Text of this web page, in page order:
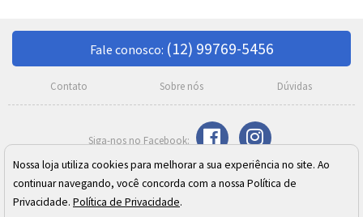
Fale conosco: (12) 99769-5456
Contato Sobre nós Dúvidas
Razão Social: Meire C. Moreno Silva SJ Campos ME
CNPJ: 02.410.973/0001-24
Endereço: Rua Cel. José Monteiro, 392 - Centro - São José dos Campos/SP
Nossa loja utiliza cookies para melhorar a sua experiência no site. Ao
continuar navegando, você concorda com a nossa Política de
Privacidade. Política de Privacidade.